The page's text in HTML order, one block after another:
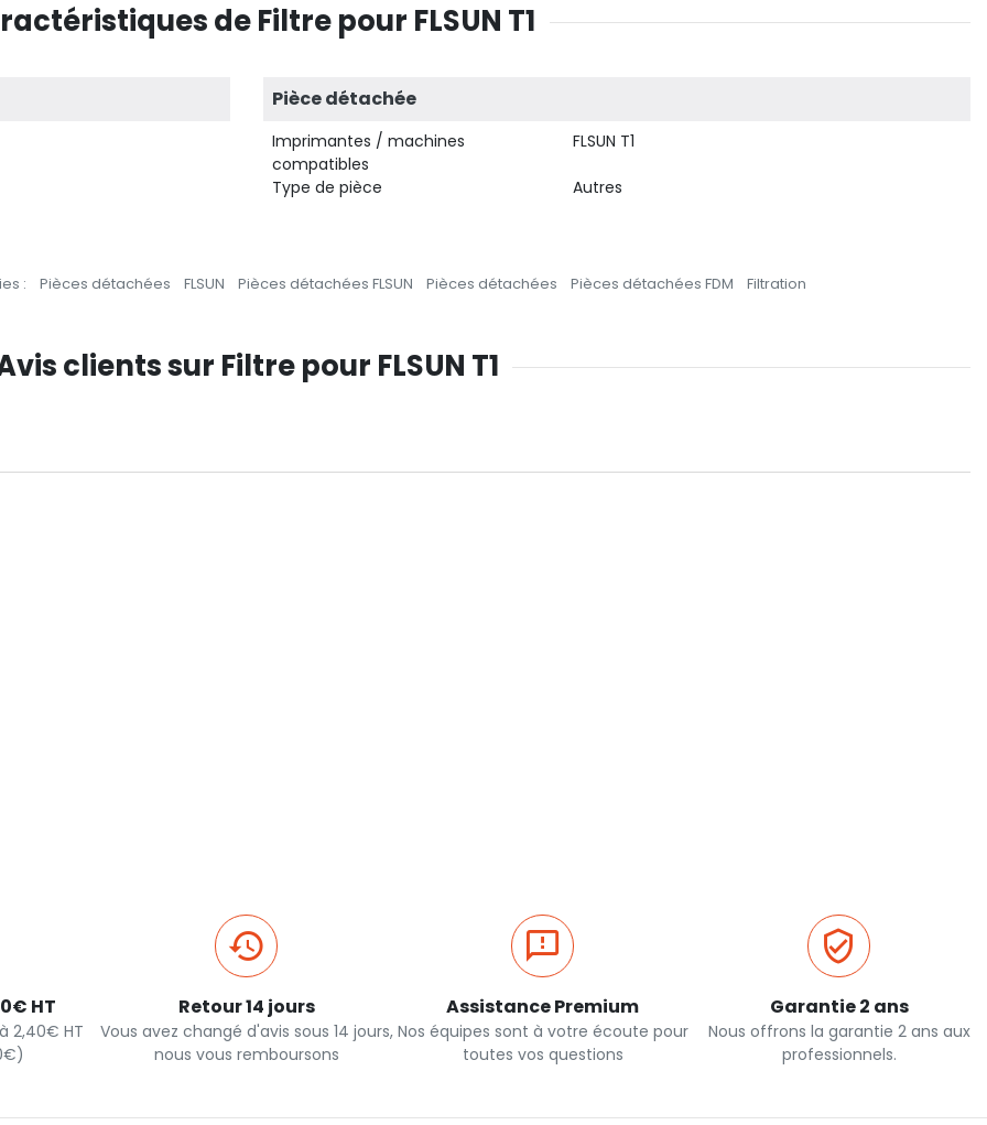
de Filtre pour FLSUN T1
Pièce détachée
Imprimantes / machines
compatibles
FLSUN T1
Type de pièce Autres
: Pièces détachées FLSUN Pièces détachées FLSUN Pièces détachées Pièces détachées FDM Filtration
clients sur Filtre pour FLSUN T1
HT
2,40€ HT
Retour 14 jours
Vous avez changé d'avis sous 14 jours,
nous vous remboursons
Assistance Premium
Nos équipes sont à votre écoute pour
toutes vos questions
Garantie 2 ans
Nous offrons la garantie 2 ans aux
professionnels.